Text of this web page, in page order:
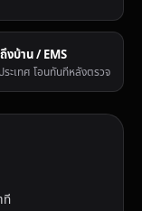
งบ้าน / EMS
ระเทศ โอนทันทีหลังตรวจ
ที